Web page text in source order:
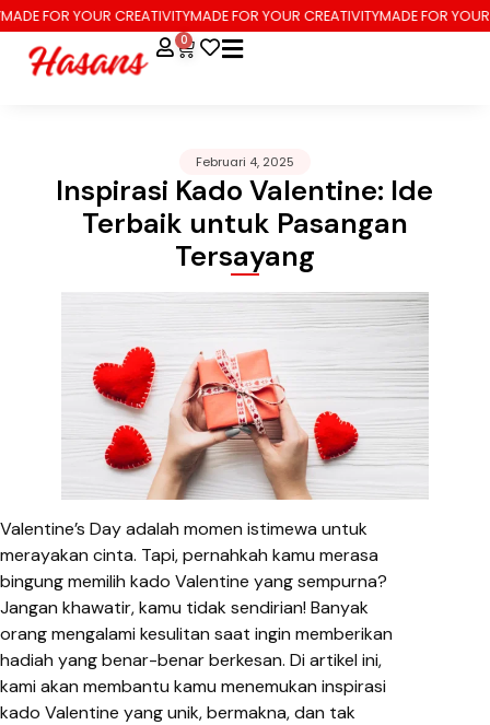
FOR YOUR CREATIVITYMADE FOR YOUR CREATIVITYMADE FOR YOUR
0
Februari 4, 2025
Inspirasi Kado Valentine: Ide
Terbaik untuk Pasangan
Tersayang
Valentine’s Day adalah momen istimewa untuk
merayakan cinta. Tapi, pernahkah kamu merasa
bingung memilih kado Valentine yang sempurna?
Jangan khawatir, kamu tidak sendirian! Banyak
orang mengalami kesulitan saat ingin memberikan
hadiah yang benar-benar berkesan. Di artikel ini,
kami akan membantu kamu menemukan inspirasi
kado Valentine yang unik, bermakna, dan tak